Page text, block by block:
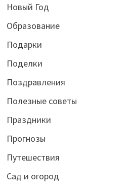
Новый Год
Образование
Подарки
Поделки
Поздравления
Полезные советы
Праздники
Прогнозы
Путешествия
Сад и огород